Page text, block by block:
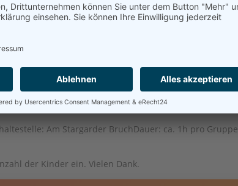
ihn stets
Am Stargarder Bruch Dauer: ca. 1h pro Gruppe
der Kinder ein. Vielen Dank.